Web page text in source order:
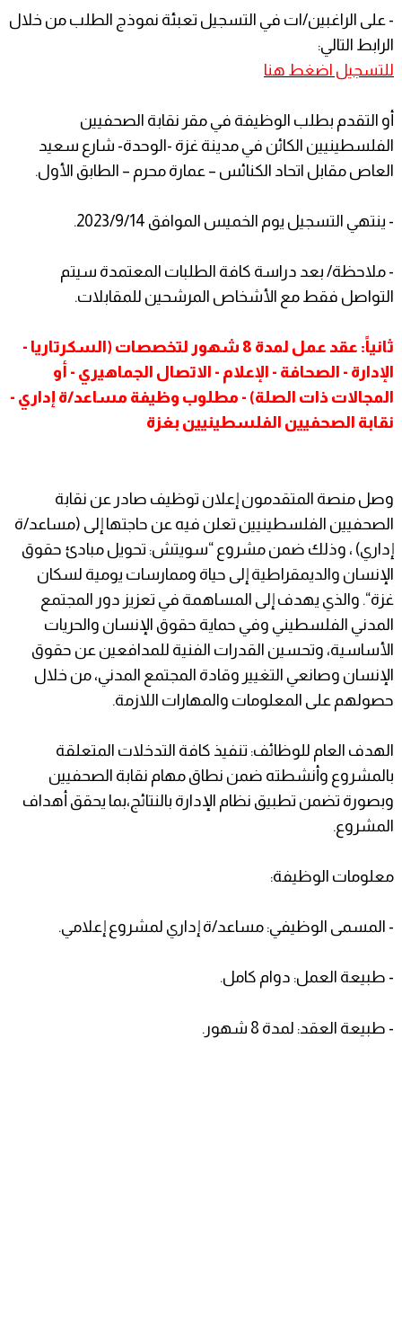
- على الراغبين/ات في التسجيل تعبئة نموذج الطلب من خلال
الرابط التالي:
للتسجيل اضغط هنا
أو التقدم بطلب الوظيفة في مقر نقابة الصحفيين
الفلسطينيين الكائن في مدينة غزة -الوحدة- شارع سعيد
العاص مقابل اتحاد الكنائس – عمارة محرم – الطابق الأول.
- ينتهي التسجيل يوم الخميس الموافق 2023/9/14.
- ملاحظة/ بعد دراسة كافة الطلبات المعتمدة سيتم
التواصل فقط مع الأشخاص المرشحين للمقابلات.
ثانياً: عقد عمل لمدة 8 شهور لتخصصات (السكرتاريا -
الإدارة - الصحافة - الإعلام - الاتصال الجماهيري - أو
المجالات ذات الصلة) - مطلوب وظيفة مساعد/ة إداري -
نقابة الصحفيين الفلسطينيين بغزة
وصل منصة المتقدمون إعلان توظيف صادر عن نقابة
الصحفيين الفلسطينيين تعلن فيه عن حاجتها إلى (مساعد/ة
إداري) ، وذلك ضمن مشروع “سويتش: تحويل مبادئ حقوق
الإنسان والديمقراطية إلى حياة وممارسات يومية لسكان
غزة“. والذي يهدف إلى المساهمة في تعزيز دور المجتمع
المدني الفلسطيني وفي حماية حقوق الإنسان والحريات
الأساسية، وتحسين القدرات الفنية للمدافعين عن حقوق
الإنسان وصانعي التغيير وقادة المجتمع المدني، من خلال
حصولهم على المعلومات والمهارات اللازمة.
الهدف العام للوظائف: تنفيذ كافة التدخلات المتعلقة
بالمشروع وأنشطته ضمن نطاق مهام نقابة الصحفيين
وبصورة تضمن تطبيق نظام الإدارة بالنتائج،بما يحقق أهداف
المشروع.
معلومات الوظيفة:
- المسمى الوظيفي: مساعد/ة إداري لمشروع إعلامي.
- طبيعة العمل: دوام كامل.
- طبيعة العقد: لمدة 8 شهور.